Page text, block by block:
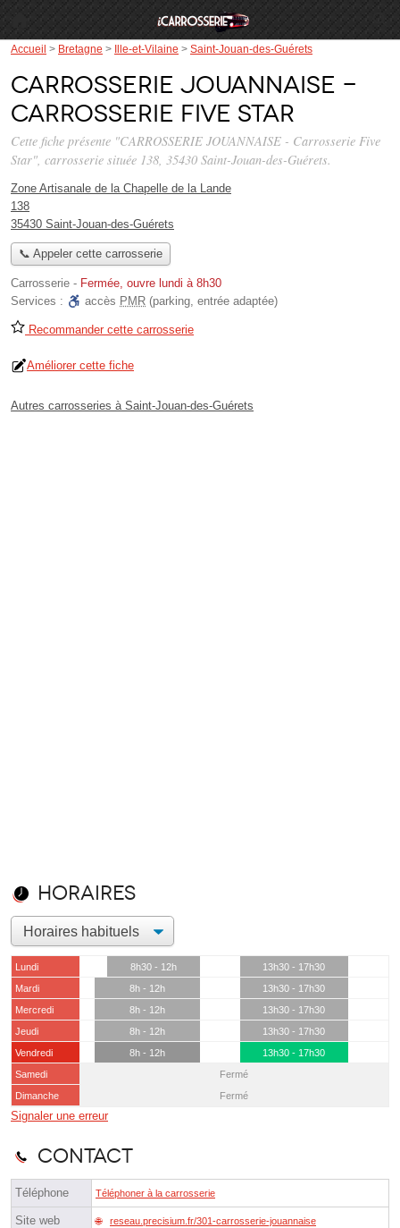
Accueil > Bretagne > Ille-et-Vilaine > Saint-Jouan-des-Guérets
CARROSSERIE JOUANNAISE -
Carrosserie Five Star
Cette fiche présente "CARROSSERIE JOUANNAISE - Carrosserie Five
Star", carrosserie située 138, 35430 Saint-Jouan-des-Guérets.
Zone Artisanale de la Chapelle de la Lande
138
35430 Saint-Jouan-des-Guérets
📞 Appeler cette carrosserie
Carrosserie - Fermée, ouvre lundi à 8h30
Services :
accès PMR (parking, entrée adaptée)
Recommander cette carrosserie
Améliorer cette fiche
Autres carrosseries à Saint-Jouan-des-Guérets
Horaires
Lundi 8h30 - 12h
13h30 - 17h30
Mardi
8h - 12h
13h30 - 17h30
Mercredi
8h - 12h
13h30 - 17h30
Jeudi
8h - 12h
13h30 - 17h30
Vendredi
8h - 12h
13h30 - 17h30
Samedi
Fermé
Dimanche
Fermé
Signaler une erreur
Contact
Téléphone Téléphoner à la carrosserie
Site web reseau.precisium.fr/301-carrosserie-jouannaise